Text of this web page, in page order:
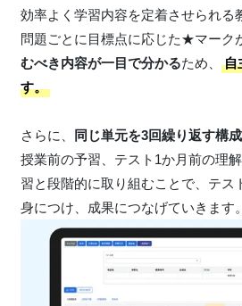
効率よく学習内容を定着させられる
問題ごとに目標点に応じた★マーク
むべき内容が一目で分かるため、
自
す。
さらに、 同じ単元を3回繰り返す構成
授業前の予習、テスト1か月前の理
習と段階的に取り組むことで、テス
身につけ、成果につなげていきます。